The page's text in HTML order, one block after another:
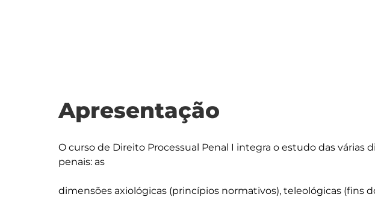
Apresentação
O curso de Direito Processual Penal I integra o estudo das várias
penais: as
dimensões axiológicas (princípios normativos), teleológicas (fins